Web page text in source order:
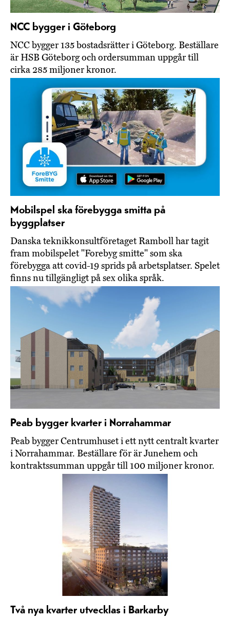
NCC bygger i Göteborg
NCC bygger 135 bostadsrätter i Göteborg. Beställare
är HSB Göteborg och ordersumman uppgår till
cirka 285 miljoner kronor.
Mobilspel ska förebygga smitta på
byggplatser
Danska teknikkonsultföretaget Ramboll har tagit
fram mobilspelet "Forebyg smitte" som ska
förebygga att covid-19 sprids på arbetsplatser. Spelet
finns nu tillgängligt på sex olika språk.
Peab bygger kvarter i Norrahammar
Peab bygger Centrumhuset i ett nytt centralt kvarter
i Norrahammar. Beställare för är Junehem och
kontraktssumman uppgår till 100 miljoner kronor.
Två nya kvarter utvecklas i Barkarby